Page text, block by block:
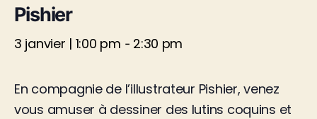
Pishier
3 janvier | 1:00 pm - 2:30 pm
En compagnie de l’illustrateur Pishier, venez
vous amuser à dessiner des lutins coquins et